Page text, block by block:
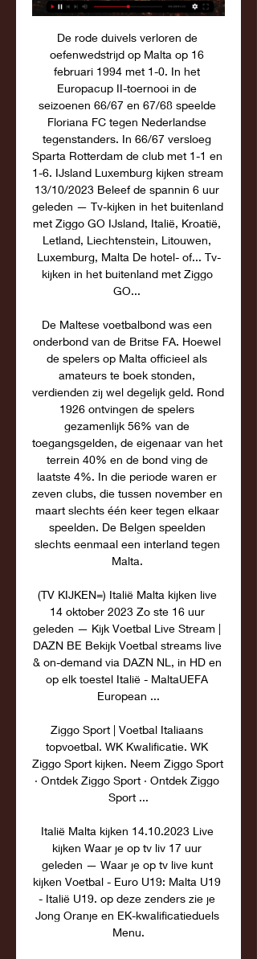
De rode duivels verloren de
oefenwedstrijd op Malta op 16
februari 1994 met 1-0. In het
Europacup II-toernooi in de
seizoenen 66/67 en 67/68 speelde
Floriana FC tegen Nederlandse
tegenstanders. In 66/67 versloeg
Sparta Rotterdam de club met 1-1 en
1-6. IJsland Luxemburg kijken stream
13/10/2023 Beleef de spannin 6 uur
geleden — Tv-kijken in het buitenland
met Ziggo GO IJsland, Italië, Kroatië,
Letland, Liechtenstein, Litouwen,
Luxemburg, Malta De hotel- of... Tv-
kijken in het buitenland met Ziggo
GO...
De Maltese voetbalbond was een
onderbond van de Britse FA. Hoewel
de spelers op Malta officieel als
amateurs te boek stonden,
verdienden zij wel degelijk geld. Rond
1926 ontvingen de spelers
gezamenlijk 56% van de
toegangsgelden, de eigenaar van het
terrein 40% en de bond ving de
laatste 4%. In die periode waren er
zeven clubs, die tussen november en
maart slechts één keer tegen elkaar
speelden. De Belgen speelden
slechts eenmaal een interland tegen
Malta.
(TV KIJKEN=) Italië Malta kijken live
14 oktober 2023 Zo ste 16 uur
geleden — Kijk Voetbal Live Stream |
DAZN BE Bekijk Voetbal streams live
& on-demand via DAZN NL, in HD en
op elk toestel Italië - MaltaUEFA
European ...
Ziggo Sport | Voetbal Italiaans
topvoetbal. WK Kwalificatie. WK
Ziggo Sport kijken. Neem Ziggo Sport
· Ontdek Ziggo Sport · Ontdek Ziggo
Sport ...
Italië Malta kijken 14.10.2023 Live
kijken Waar je op tv liv 17 uur
geleden — Waar je op tv live kunt
kijken Voetbal - Euro U19: Malta U19
- Italië U19. op deze zenders zie je
Jong Oranje en EK-kwalificatieduels
Menu.